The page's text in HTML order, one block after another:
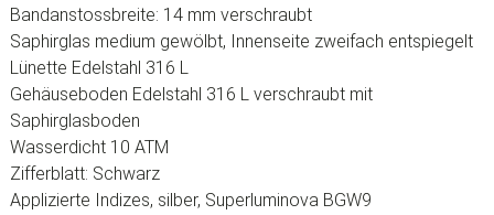
Bandanstossbreite: 14 mm verschraubt
Saphirglas medium gewölbt, Innenseite zweifach entspiegelt
Lünette Edelstahl 316 L
Gehäuseboden Edelstahl 316 L verschraubt mit
Saphirglasboden
Wasserdicht 10 ATM
Zifferblatt: Schwarz
Applizierte Indizes, silber, Superluminova BGW9